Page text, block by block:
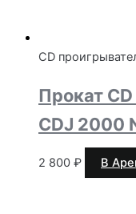
CD
Прокат
CDJ 2000
2 800 ₽ В